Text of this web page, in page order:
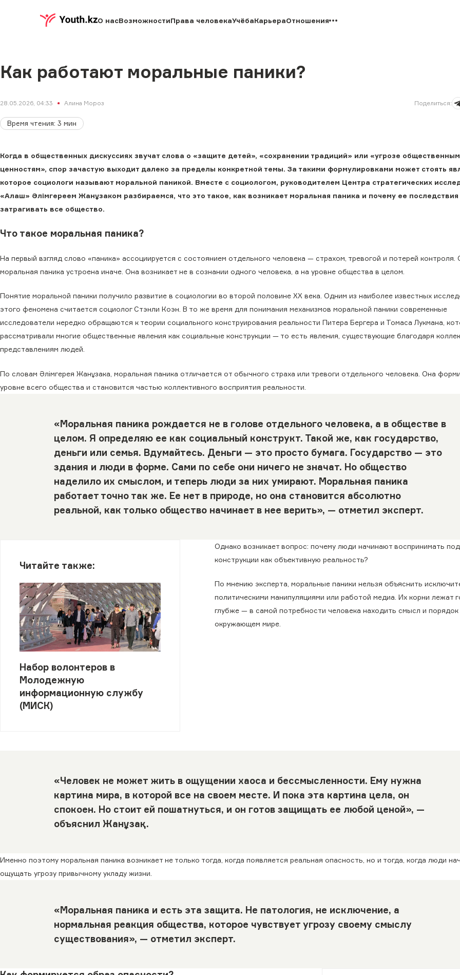
О насВозможностиПрава человекаУчёбаКарьераОтношения
Как работают моральные паники?
28.05.2026, 04:33 Алина Мороз Поделиться:
Время чтения: 3 мин
Когда в общественных дискуссиях звучат слова о «защите детей», «сохранении традиций» или «угрозе общественным
ценностям», спор зачастую выходит далеко за пределы конкретной темы. За такими формулировками может стоять
которое социологи называют моральной паникой. Вместе с социологом, руководителем Центра стратегических
«Алаш» Әлімгереем Жанұзаком разбираемся, что это такое, как возникает моральная паника и почему ее последствия
затрагивать все общество.
Что такое моральная паника?
На первый взгляд слово «паника» ассоциируется с состоянием отдельного человека — страхом, тревогой и потерей контроля.
моральная паника устроена иначе. Она возникает не в сознании одного человека, а на уровне общества в целом.
Понятие моральной паники получило развитие в социологии во второй половине XX века. Одним из наиболее известных
этого феномена считается социолог Стэнли Коэн. В то же время для понимания механизмов моральной паники современные
исследователи нередко обращаются к теории социального конструирования реальности Питера Бергера и Томаса Лукмана,
рассматривали многие общественные явления как социальные конструкции — то есть явления, существующие благодаря
представлениям людей.
По словам Әлімгерея Жанұзака, моральная паника отличается от обычного страха или тревоги отдельного человека. Она
уровне всего общества и становится частью коллективного восприятия реальности.
«Моральная паника рождается не в голове отдельного человека, а в обществе в
целом. Я определяю ее как социальный конструкт. Такой же, как государство,
деньги или семья. Вдумайтесь. Деньги — это просто бумага. Государство — это
здания и люди в форме. Сами по себе они ничего не значат. Но общество
наделило их смыслом, и теперь люди за них умирают. Моральная паника
работает точно так же. Ее нет в природе, но она становится абсолютно
реальной, как только общество начинает в нее верить», — отметил эксперт.
Читайте также:
Набор волонтеров в
Молодежную
информационную службу
(МИСК)
Однако возникает вопрос: почему люди начинают воспринимать
конструкции как объективную реальность?
По мнению эксперта, моральные паники нельзя объяснить
политическими манипуляциями или работой медиа. Их корни лежат
глубже — в самой потребности человека находить смысл и порядок
окружающем мире.
«Человек не может жить в ощущении хаоса и бессмысленности. Ему нужна
картина мира, в которой все на своем месте. И пока эта картина цела, он
спокоен. Но стоит ей пошатнуться, и он готов защищать ее любой ценой», —
объяснил Жанұзақ.
Именно поэтому моральная паника возникает не только тогда, когда появляется реальная опасность, но и тогда, когда люди
ощущать угрозу привычному укладу жизни.
«Моральная паника и есть эта защита. Не патология, не исключение, а
нормальная реакция общества, которое чувствует угрозу своему смыслу
существования», — отметил эксперт.